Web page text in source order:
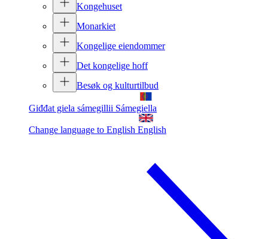
Kongehuset
Monarkiet
Kongelige eiendommer
Det kongelige hoff
Besøk og kulturtilbud
Giđđat giela sámegillii Sámegiella
Change language to English English